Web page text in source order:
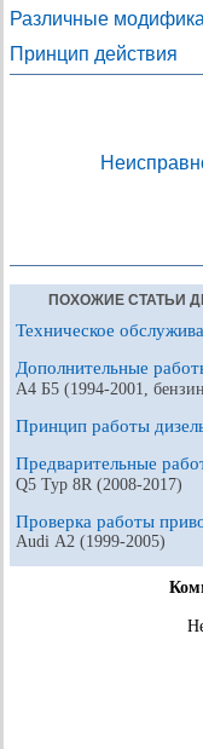
Различные
Принцип действия
ПОХОЖИЕ СТАТЬИ
Техническое
Дополнительные
A4 Б5 (1994-2001,
Принцип работы
Предварительные
Q5 Typ 8R (2008-2017)
Проверка работы
Audi А2 (1999-2005)